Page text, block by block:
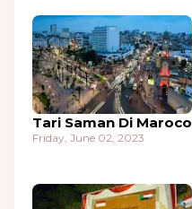
Tari Saman Di Maroco
Friday, June 02, 2023